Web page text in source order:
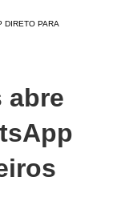
DIRETO PARA
abre